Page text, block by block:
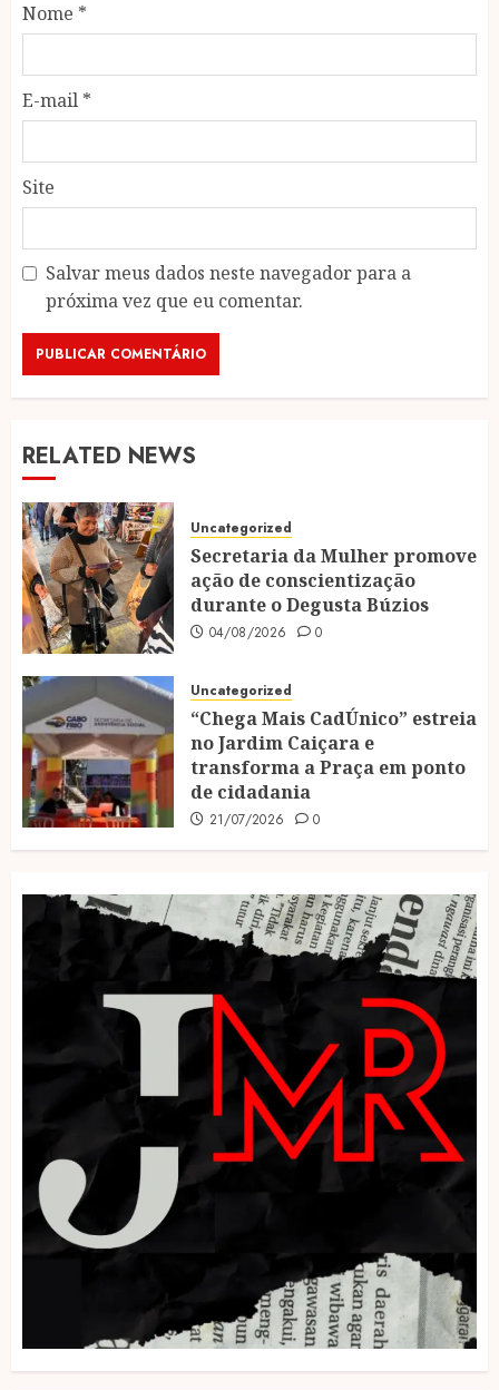
Nome *
E-mail *
Site
Salvar meus dados neste navegador para a
próxima vez que eu comentar.
RELATED NEWS
Uncategorized
Secretaria da Mulher promove
ação de conscientização
durante o Degusta Búzios
04/08/2026 0
Uncategorized
“Chega Mais CadÚnico” estreia
no Jardim Caiçara e
transforma a Praça em ponto
de cidadania
21/07/2026 0